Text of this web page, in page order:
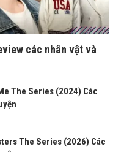
các nhân vật và
The Series (2024) Các
The Series (2026) Các